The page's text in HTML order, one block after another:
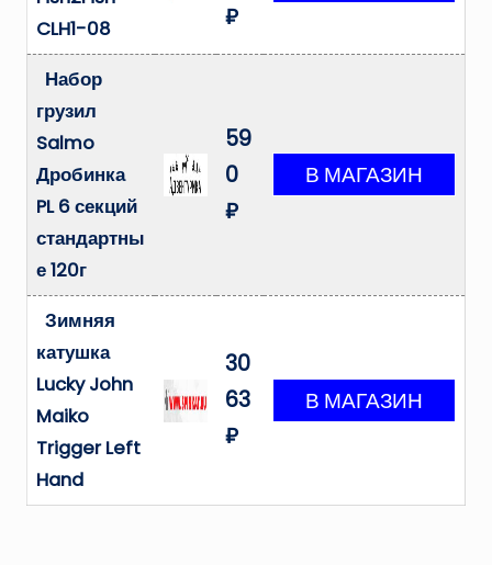
CLH1-08
₽
Набор
грузил
Salmo
Дробинка
PL 6 секций
стандартны
е 120г
59
0
₽
Зимняя
катушка
Lucky John
Maiko
Trigger Left
Hand
30
63
₽